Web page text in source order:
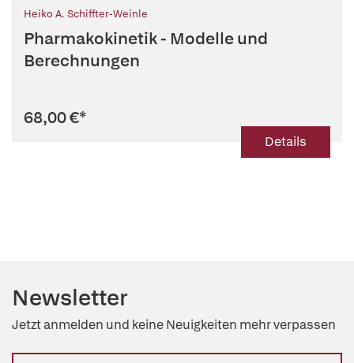
Heiko A. Schiffter-Weinle
Pharmakokinetik - Modelle und
Berechnungen
68,00 €*
Details
Newsletter
Jetzt anmelden und keine Neuigkeiten mehr verpassen